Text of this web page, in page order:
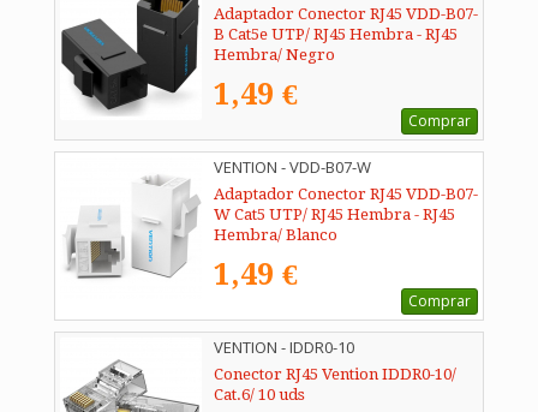
Adaptador Conector RJ45 VDD-B07-
B Cat5e UTP/ RJ45 Hembra - RJ45
Hembra/ Negro
1,49 €
Comprar
VENTION - VDD-B07-W
Adaptador Conector RJ45 VDD-B07-
W Cat5 UTP/ RJ45 Hembra - RJ45
Hembra/ Blanco
1,49 €
Comprar
VENTION - IDDR0-10
Conector RJ45 Vention IDDR0-10/
Cat.6/ 10 uds